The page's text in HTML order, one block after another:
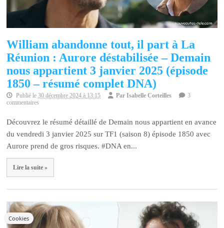
William abandonne tout, il part à La
Réunion : Aurore déstabilisée – Demain
nous appartient 3 janvier 2025 (épisode
1850 – résumé complet DNA)
Publié le30 décembre 2024 à 13:15 ParIsabelle Corteilles
3
commentaires
Découvrez le résumé détaillé de Demain nous appartient en avance
du vendredi 3 janvier 2025 sur TF1 (saison 8) épisode 1850 avec
Aurore prend de gros risques. #DNA en...
Lire la suite »
Cookies